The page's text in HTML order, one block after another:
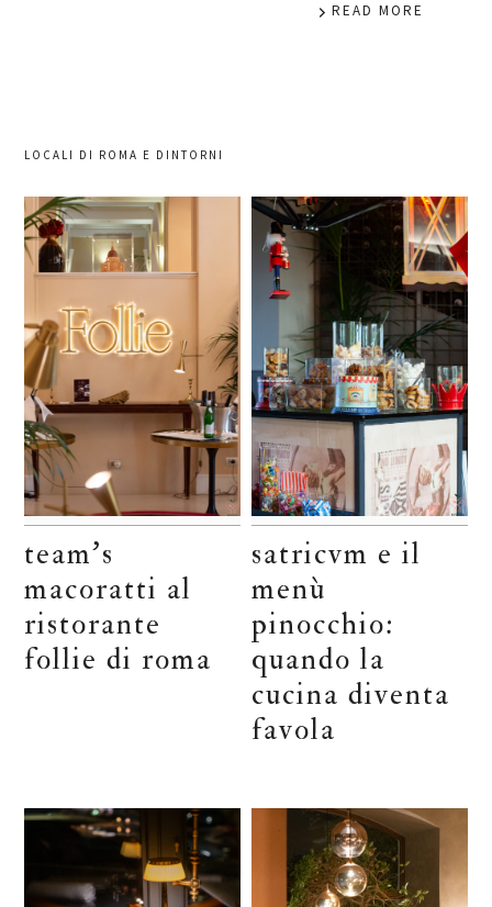
READ MORE
LOCALI DI ROMA E DINTORNI
team’s
macoratti al
ristorante
follie di roma
satricvm e il
menù
pinocchio:
quando la
cucina diventa
favola